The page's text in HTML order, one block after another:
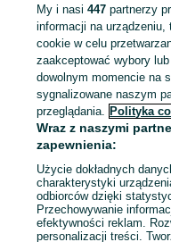
Strona główna Rolnictwo
rolniczych - Mazowieckie
KATEGORIA
ID: 430992107
Zadzwoń /
My i nasi447 partnerzy
informacji na
cookie w celu
zaakceptować wybory
dowolnym momencie na
sygnalizowane naszym
przeglądania. Polityka
Wraz z naszymi
zapewnienia:
Użycie dokładnych
charakterystyki
odbiorców dzięki
Przechowywanie
efektywności reklam.
personalizacji treści.